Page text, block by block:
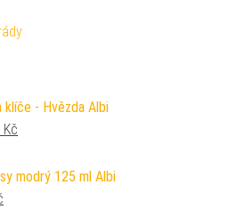
klíče - Hvězda Albi
cena byla: 129 Kč.
Kč
modrý 125 ml Albi
cena byla: 99 Kč.